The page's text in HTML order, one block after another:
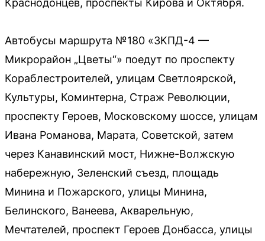
Краснодонцев, проспекты Кирова и Октября.
Автобусы маршрута №180 «ЗКПД-4 —
Микрорайон „Цветы“» поедут по проспекту
Кораблестроителей, улицам Светлоярской,
Культуры, Коминтерна, Страж Революции,
проспекту Героев, Московскому шоссе, улицам
Ивана Романова, Марата, Советской, затем
через Канавинский мост, Нижне-Волжскую
набережную, Зеленский съезд, площадь
Минина и Пожарского, улицы Минина,
Белинского, Ванеева, Акварельную,
Мечтателей, проспект Героев Донбасса, улицы